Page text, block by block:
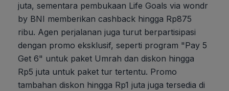
juta, sementara pembukaan Life Goals via wondr
by BNI memberikan cashback hingga Rp875
ribu. Agen perjalanan juga turut berpartisipasi
dengan promo eksklusif, seperti program "Pay 5
Get 6" untuk paket Umrah dan diskon hingga
Rp5 juta untuk paket tur tertentu. Promo
tambahan diskon hingga Rp1 juta juga tersedia di